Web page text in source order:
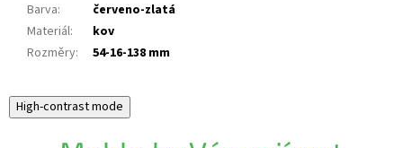
Barva:
červeno-zlatá
Materiál:
kov
Rozměry: 54-16-138 mm
High-contrast mode